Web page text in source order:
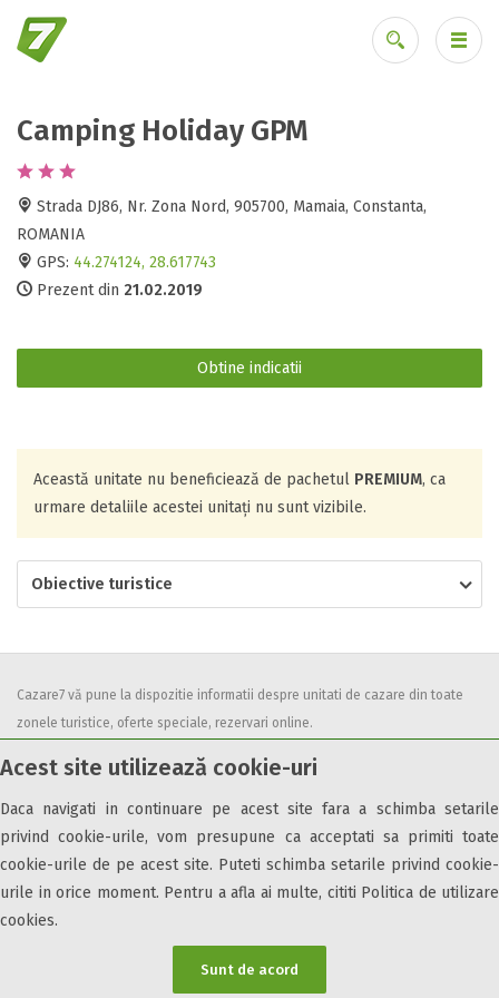
Acest site utilizează cookie-uri
Daca navigati in continuare pe acest site fara a schimba setarile
privind cookie-urile, vom presupune ca acceptati sa primiti toate
cookie-urile de pe acest site. Puteti schimba setarile privind cookie-
urile in orice moment. Pentru a afla ai multe, cititi Politica de utilizare
cookies.
Sunt de acord
Camping Holiday GPM
Strada DJ86, Nr. Zona Nord, 905700, Mamaia, Constanta,
ROMANIA
GPS: 44.274124, 28.617743
Prezent din 21.02.2019
Obtine indicatii
Această unitate nu beneficiează de pachetul PREMIUM, ca
urmare detaliile acestei unitați nu sunt vizibile.
Obiective turistice
Cazare7 vă pune la dispozitie informatii despre unitati de cazare din toate
zonele turistice, oferte speciale, rezervari online.
condițiile de utilizare.
Informații utile Parteneri Cazare7